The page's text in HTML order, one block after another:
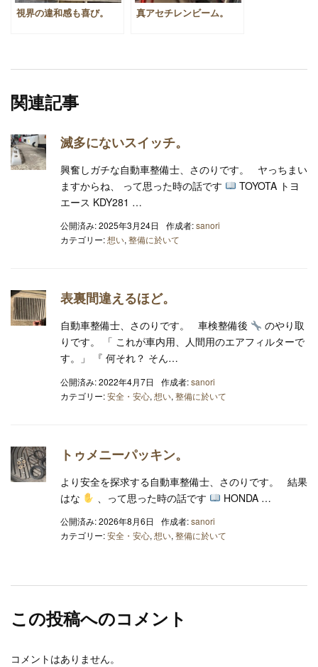
視界の違和感も喜び。 真アセチレンビーム。
関連記事
滅多にないスイッチ。
興奮しガチな自動車整備士、さのりです。 ヤっちまい
ますからね、 って思った時の話です
TOYOTA トヨ
エース KDY281 …
公開済み: 2025年3月24日 作成者:sanori
カテゴリー:想い, 整備に於いて
表裏間違えるほど。
自動車整備士、さのりです。 車検整備後
のやり取
りです。 「 これが車内用、人間用のエアフィルターで
す。」 『 何それ？ そん…
公開済み: 2022年4月7日 作成者:sanori
カテゴリー:安全・安心, 想い, 整備に於いて
トゥメニーパッキン。
より安全を探求する自動車整備士、さのりです。 結果
はな
、って思った時の話です HONDA …
公開済み: 2026年8月6日 作成者:sanori
カテゴリー:安全・安心, 想い, 整備に於いて
この投稿へのコメント
コメントはありません。